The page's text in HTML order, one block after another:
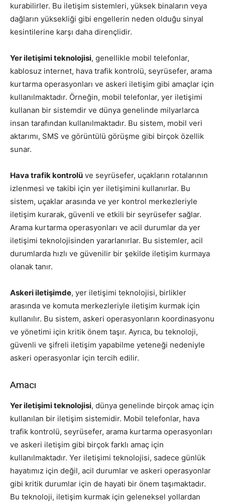
kurabilirler. Bu iletişim sistemleri, yüksek binaların veya
dağların yüksekliği gibi engellerin neden olduğu sinyal
kesintilerine karşı daha dirençlidir.
Yer iletişimi teknolojisi, genellikle mobil telefonlar,
kablosuz internet, hava trafik kontrolü, seyrüsefer, arama
kurtarma operasyonları ve askeri iletişim gibi amaçlar için
kullanılmaktadır. Örneğin, mobil telefonlar, yer iletişimi
kullanan bir sistemdir ve dünya genelinde milyarlarca
insan tarafından kullanılmaktadır. Bu sistem, mobil veri
aktarımı, SMS ve görüntülü görüşme gibi birçok özellik
sunar.
Hava trafik kontrolü ve seyrüsefer, uçakların rotalarının
izlenmesi ve takibi için yer iletişimini kullanırlar. Bu
sistem, uçaklar arasında ve yer kontrol merkezleriyle
iletişim kurarak, güvenli ve etkili bir seyrüsefer sağlar.
Arama kurtarma operasyonları ve acil durumlar da yer
iletişimi teknolojisinden yararlanırlar. Bu sistemler, acil
durumlarda hızlı ve güvenilir bir şekilde iletişim kurmaya
olanak tanır.
Askeri iletişimde, yer iletişimi teknolojisi, birlikler
arasında ve komuta merkezleriyle iletişim kurmak için
kullanılır. Bu sistem, askeri operasyonların koordinasyonu
ve yönetimi için kritik önem taşır. Ayrıca, bu teknoloji,
güvenli ve şifreli iletişim yapabilme yeteneği nedeniyle
askeri operasyonlar için tercih edilir.
Amacı
Yer iletişimi teknolojisi, dünya genelinde birçok amaç için
kullanılan bir iletişim sistemidir. Mobil telefonlar, hava
trafik kontrolü, seyrüsefer, arama kurtarma operasyonları
ve askeri iletişim gibi birçok farklı amaç için
kullanılmaktadır. Yer iletişimi teknolojisi, sadece günlük
hayatımız için değil, acil durumlar ve askeri operasyonlar
gibi kritik durumlar için de hayati bir önem taşımaktadır.
Bu teknoloji, iletişim kurmak için geleneksel yollardan